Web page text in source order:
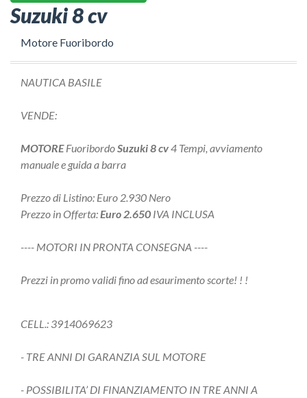
Suzuki 8 cv
Motore Fuoribordo
NAUTICA BASILE
VENDE:
MOTOREFuoribordo Suzuki8 cv4 Tempi, avviamento
manuale e guida a barra
Prezzo di Listino: Euro 2.930 Nero
Prezzo in Offerta: Euro 2.650 IVA INCLUSA
---- MOTORI IN PRONTA CONSEGNA ----
Prezzi in promo validi fino ad esaurimento scorte! ! !
CELL.: 3914069623
- TRE ANNI DI GARANZIA SUL MOTORE
- POSSIBILITA’ DI FINANZIAMENTO IN TRE ANNI A